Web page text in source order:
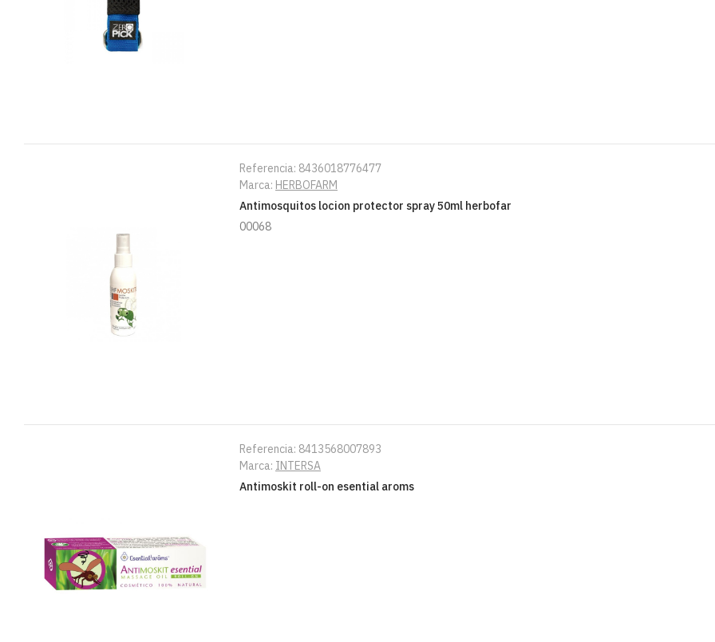
Referencia: 8436018776477
Marca: HERBOFARM
Antimosquitos locion protector spray 50ml herbofar
00068
Referencia: 8413568007893
Marca: INTERSA
Antimoskit roll-on esential aroms